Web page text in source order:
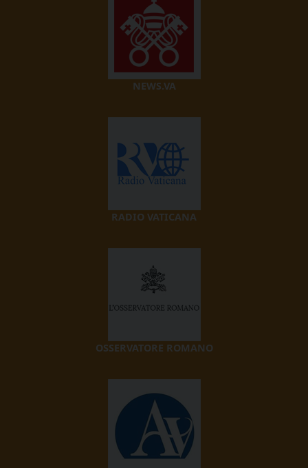
NEWS.VA
RADIO VATICANA
OSSERVATORE ROMANO